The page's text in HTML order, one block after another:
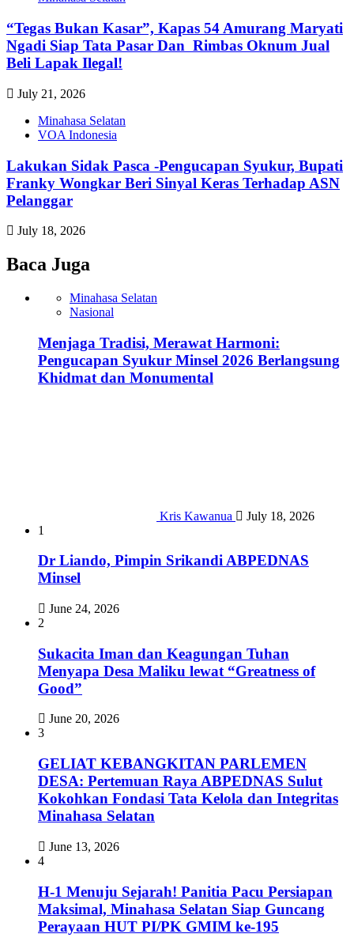
“Tegas Bukan Kasar”, Kapas 54 Amurang Maryati
Ngadi Siap Tata Pasar Dan Rimbas Oknum Jual
Beli Lapak Ilegal!
July 21, 2026
Minahasa Selatan
VOA Indonesia
Lakukan Sidak Pasca -Pengucapan Syukur, Bupati
Franky Wongkar Beri Sinyal Keras Terhadap ASN
Pelanggar‎
July 18, 2026
Baca Juga
Minahasa Selatan
Nasional
Menjaga Tradisi, Merawat Harmoni:
Pengucapan Syukur Minsel 2026 Berlangsung
Khidmat dan Monumental
Kris Kawanua
July 18, 2026
1
Dr Liando, Pimpin Srikandi ABPEDNAS
Minsel
June 24, 2026
2
Sukacita Iman dan Keagungan Tuhan
Menyapa Desa Maliku lewat “Greatness of
Good”
June 20, 2026
3
GELIAT KEBANGKITAN PARLEMEN
DESA: Pertemuan Raya ABPEDNAS Sulut
Kokohkan Fondasi Tata Kelola dan Integritas
Minahasa Selatan
June 13, 2026
4
H-1 Menuju Sejarah! Panitia Pacu Persiapan
Maksimal, Minahasa Selatan Siap Guncang
Perayaan HUT PI/PK GMIM ke-195‎‎